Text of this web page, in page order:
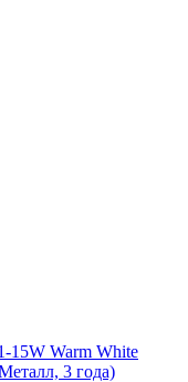
15W Warm White
3 года)